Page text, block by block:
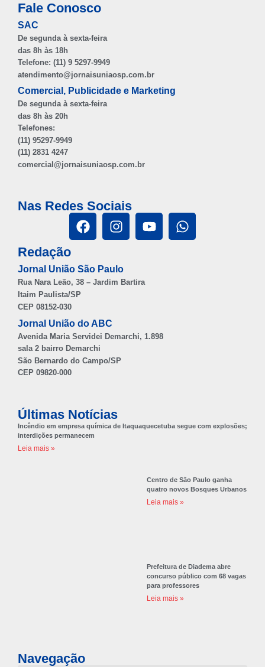
Fale Conosco
SAC
De segunda à sexta-feira
das 8h às 18h
Telefone: (11) 9 5297-9949
atendimento@jornaisuniaosp.com.br
Comercial, Publicidade e Marketing
De segunda à sexta-feira
das 8h às 20h
Telefones:
(11) 95297-9949
(11) 2831 4247
comercial@jornaisuniaosp.com.br
Nas Redes Sociais
Redação
Jornal União São Paulo
Rua Nara Leão, 38 – Jardim Bartira
Itaim Paulista/SP
CEP 08152-030
Jornal União do ABC
Avenida Maria Servidei Demarchi, 1.898
sala 2 bairro Demarchi
São Bernardo do Campo/SP
CEP 09820-000
Últimas Notícias
Incêndio em empresa química de Itaquaquecetuba segue com explosões;
interdições permanecem
Leia mais »
Centro de São Paulo ganha
quatro novos Bosques Urbanos
Leia mais »
Prefeitura de Diadema abre
concurso público com 68 vagas
para professores
Leia mais »
Navegação